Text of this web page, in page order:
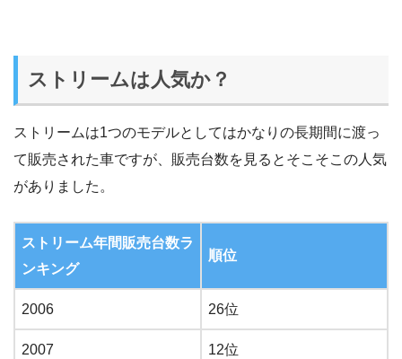
ストリームは人気か？
ストリームは1つのモデルとしてはかなりの長期間に渡っ
て販売された車ですが、販売台数を見るとそこそこの人気
がありました。
ストリーム年間販売台数ラ
ンキング
順位
2006 26位
2007 12位